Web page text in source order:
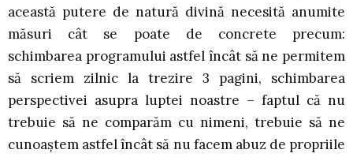
această putere de natură divină necesită anumite
măsuri cât se poate de concrete precum:
schimbarea programului astfel încât să ne permitem
să scriem zilnic la trezire 3 pagini, schimbarea
perspectivei asupra luptei noastre – faptul că nu
trebuie să ne comparăm cu nimeni, trebuie să ne
cunoaștem astfel încât să nu facem abuz de propriile